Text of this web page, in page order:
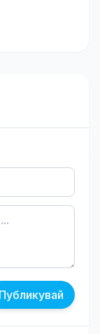
Публикувай